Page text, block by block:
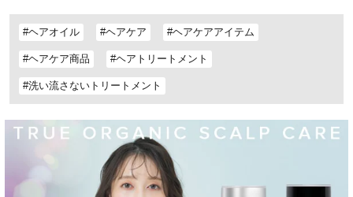
#ヘアオイル #ヘアケア #ヘアケアアイテム
#ヘアケア商品 #ヘアトリートメント
#洗い流さないトリートメント